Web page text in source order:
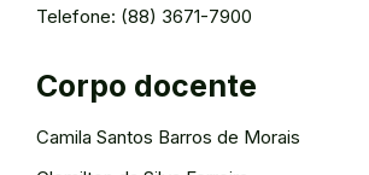
Telefone: (88) 3671-7900
Corpo docente
Camila Santos Barros de Morais